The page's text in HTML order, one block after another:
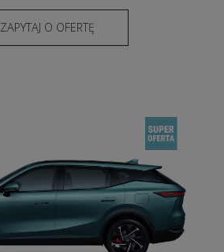
ZAPYTAJ O OFERTĘ